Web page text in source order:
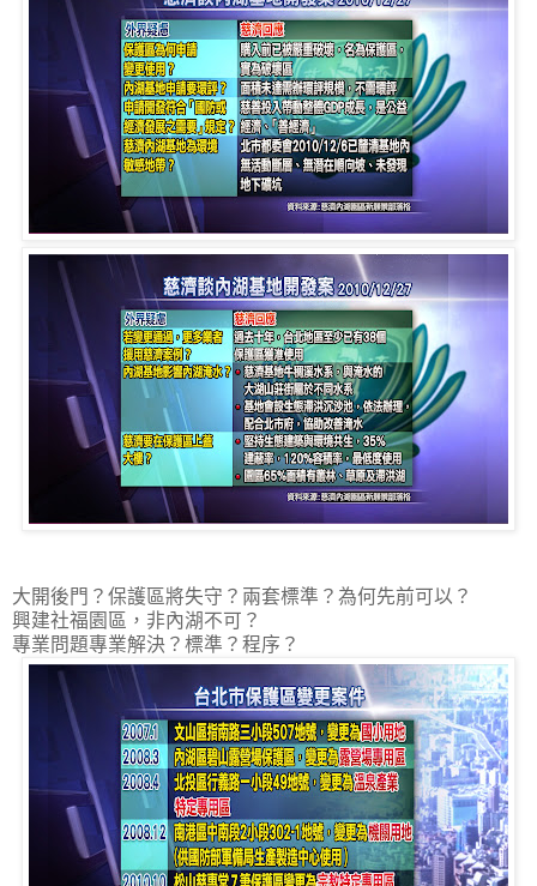
大開後門？保護區將失守？兩套標準？為何先前可以？
興建社福園區，非內湖不可？
專業問題專業解決？標準？程序？